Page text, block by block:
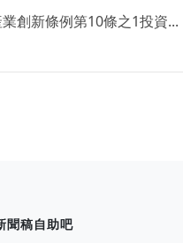
創新條例第10條之1投資...
聞稿自助吧